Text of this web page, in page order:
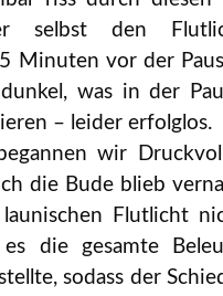
selbst den
Minuten vor der
was in der
– leider erfolglos.
wir
die Bude blieb
Flutlicht
es die gesamte
sodass der